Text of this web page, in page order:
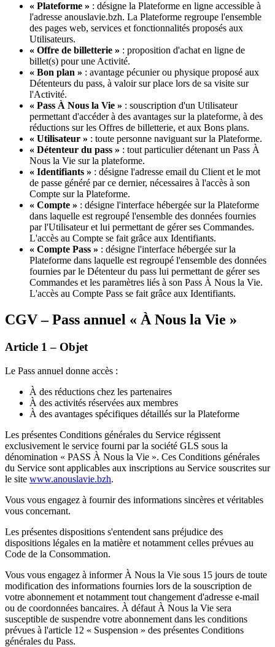
« Plateforme » : désigne la Plateforme en ligne accessible à
l'adresse anouslavie.bzh. La Plateforme regroupe l'ensemble
des pages web, services et fonctionnalités proposés aux
Utilisateurs.
« Offre de billetterie » : proposition d'achat en ligne de
billet(s) pour une Activité.
« Bon plan » : avantage pécunier ou physique proposé aux
Détenteurs du pass, à valoir sur place lors de sa visite sur
l'Activité.
« Pass À Nous la Vie » : souscription d'un Utilisateur
permettant d'accéder à des avantages sur la plateforme, à des
réductions sur les Offres de billetterie, et aux Bons plans.
« Utilisateur » : toute personne naviguant sur la Plateforme.
« Détenteur du pass » : tout particulier détenant un Pass À
Nous la Vie sur la plateforme.
« Identifiants » : désigne l'adresse email du Client et le mot
de passe généré par ce dernier, nécessaires à l'accès à son
Compte sur la Plateforme.
« Compte » : désigne l'interface hébergée sur la Plateforme
dans laquelle est regroupé l'ensemble des données fournies
par l'Utilisateur et lui permettant de gérer ses Commandes.
L'accès au Compte se fait grâce aux Identifiants.
« Compte Pass » : désigne l'interface hébergée sur la
Plateforme dans laquelle est regroupé l'ensemble des données
fournies par le Détenteur du pass lui permettant de gérer ses
Commandes et les paramètres liés à son Pass À Nous la Vie.
L'accès au Compte Pass se fait grâce aux Identifiants.
CGV – Pass annuel « À Nous la Vie »
Article 1 – Objet
Le Pass annuel donne accès :
À des réductions chez les partenaires
À des activités réservées aux membres
À des avantages spécifiques détaillés sur la Plateforme
Les présentes Conditions générales du Service régissent
exclusivement le service fourni par la société GLS sous la
dénomination « PASS À Nous la Vie ». Ces Conditions générales
du Service sont applicables aux inscriptions au Service souscrites sur
le site www.anouslavie.bzh.
Vous vous engagez à fournir des informations sincères et véritables
vous concernant.
Les présentes dispositions s'entendent sans préjudice des
dispositions légales en la matière et notamment celles prévues au
Code de la Consommation.
Vous vous engagez à informer À Nous la Vie sous 15 jours de toute
modification des informations fournies lors de la souscription de
votre abonnement et notamment tout changement d'adresse e-mail
ou de coordonnées bancaires. À défaut À Nous la Vie sera
susceptible de suspendre votre abonnement dans les conditions
prévues à l'article 12 « Suspension » des présentes Conditions
générales du Pass.